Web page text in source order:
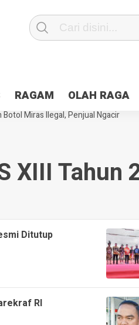
RAGAM OLAH RAGA
Kota Jayapura
Pesan Sejuk
Hibah Pilkada Jayapura Cair 10
Miras Ilegal, Penjual Ngacir
XIII Tahun
Ditutup
RI